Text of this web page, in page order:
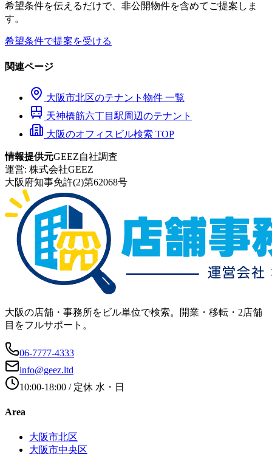
希望条件を伝えるだけで、非公開物件を含めてご提案しま
す。
希望条件で提案を受ける
関連ページ
大阪市北区のテナント物件 一覧
天神橋筋六丁目 駅周辺のテナント
大阪のオフィスビル検索 TOP
情報提供元GEEZ自社調査
運営: 株式会社GEEZ
大阪府知事免許(2)第62068号
大阪の店舗・事務所をビル単位で検索。開業・移転・2店舗
目をフルサポート。
06-7777-4333
info@geez.ltd
10:00-18:00 / 定休 水・日
Area
大阪市北区
大阪市中央区